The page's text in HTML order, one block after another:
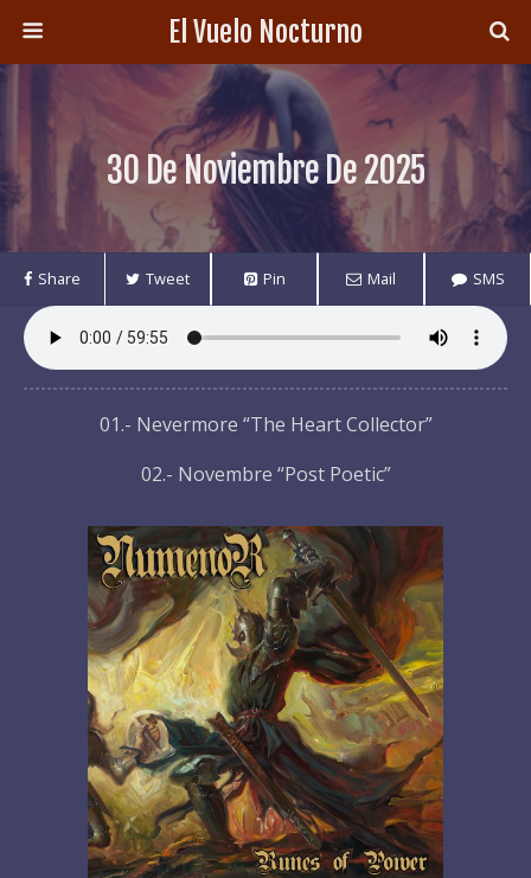
El Vuelo Nocturno
30 De Noviembre De 2025
Share Tweet Pin Mail SMS
01.- Nevermore “The Heart Collector”
02.- Novembre “Post Poetic”